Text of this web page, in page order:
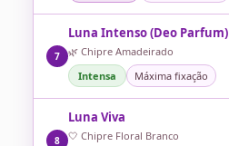
7
Luna Intenso (Deo Parfum)
🌿 Chipre Amadeirado
Intensa
Máxima fixação
8
Luna Viva
🤍 Chipre Floral Branco